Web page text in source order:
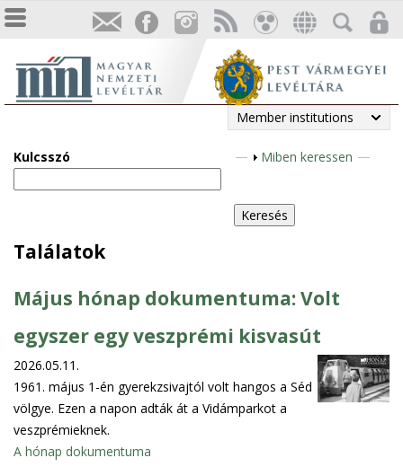
Member institutions
Kulcsszó
S
o
w
Miben keressen
Találatok
Május hónap dokumentuma: Volt
egyszer egy veszprémi kisvasút
2026.05.11.
1961. május 1-én gyerekzsivajtól volt hangos a Séd
völgye. Ezen a napon adták át a Vidámparkot a
veszprémieknek.
A hónap dokumentuma